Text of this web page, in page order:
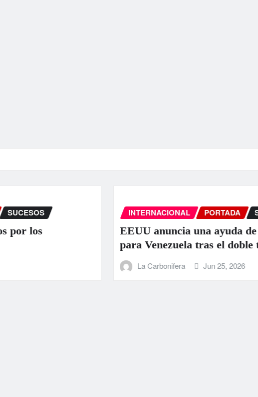
INTERNACIONAL PORTADA SUCESOS
EEUU anuncia una ayuda de 130
para Venezuela tras el doble terremoto
La Carbonifera Jun 25, 2026